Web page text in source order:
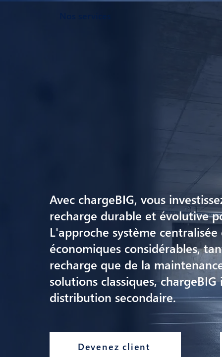
Avec chargeBIG, vous
recharge durable et évolutive
L'approche système
économiques considérables,
recharge que de la
solutions classiques,
distribution secondaire.
Devenez client